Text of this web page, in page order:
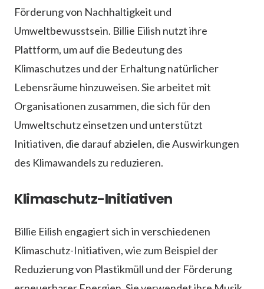
Förderung von Nachhaltigkeit und
Umweltbewusstsein. Billie Eilish nutzt ihre
Plattform, um auf die Bedeutung des
Klimaschutzes und der Erhaltung natürlicher
Lebensräume hinzuweisen. Sie arbeitet mit
Organisationen zusammen, die sich für den
Umweltschutz einsetzen und unterstützt
Initiativen, die darauf abzielen, die Auswirkungen
des Klimawandels zu reduzieren.
Klimaschutz-Initiativen
Billie Eilish engagiert sich in verschiedenen
Klimaschutz-Initiativen, wie zum Beispiel der
Reduzierung von Plastikmüll und der Förderung